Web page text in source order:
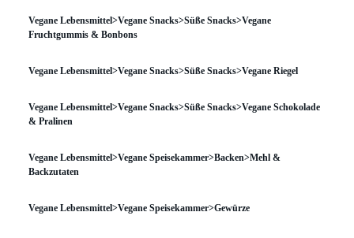
Vegane Lebensmittel>Vegane Snacks>Süße Snacks>Vegane
Fruchtgummis & Bonbons
Vegane Lebensmittel>Vegane Snacks>Süße Snacks>Vegane Riegel
Vegane Lebensmittel>Vegane Snacks>Süße Snacks>Vegane Schokolade
& Pralinen
Vegane Lebensmittel>Vegane Speisekammer>Backen>Mehl &
Backzutaten
Vegane Lebensmittel>Vegane Speisekammer>Gewürze